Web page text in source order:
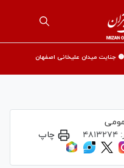
🟡 جنایت میدان علیخانی اصفهان
۴۸۱۳۲۷۴ چاپ